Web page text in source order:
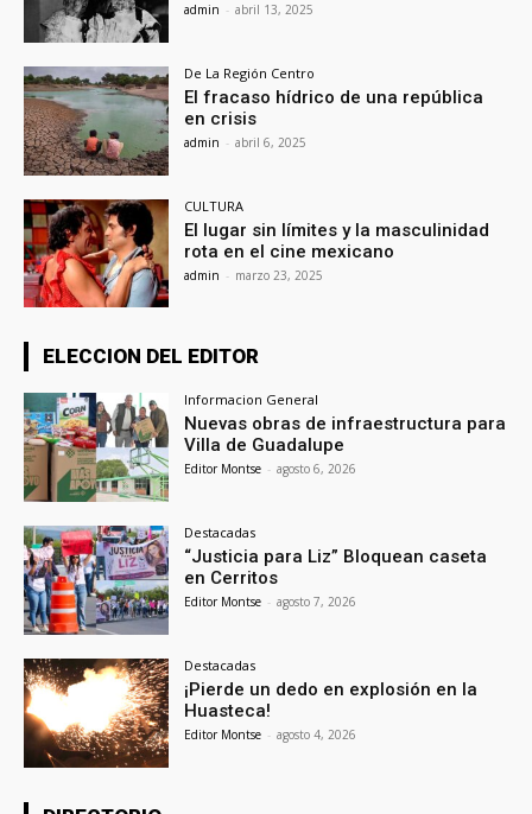
admin - abril 13, 2025
De La Región Centro
El fracaso hídrico de una república
en crisis
admin - abril 6, 2025
CULTURA
El lugar sin límites y la masculinidad
rota en el cine mexicano
admin - marzo 23, 2025
ELECCION DEL EDITOR
Informacion General
Nuevas obras de infraestructura para
Villa de Guadalupe
Editor Montse - agosto 6, 2026
Destacadas
“Justicia para Liz” Bloquean caseta
en Cerritos
Editor Montse - agosto 7, 2026
Destacadas
¡Pierde un dedo en explosión en la
Huasteca!
Editor Montse - agosto 4, 2026